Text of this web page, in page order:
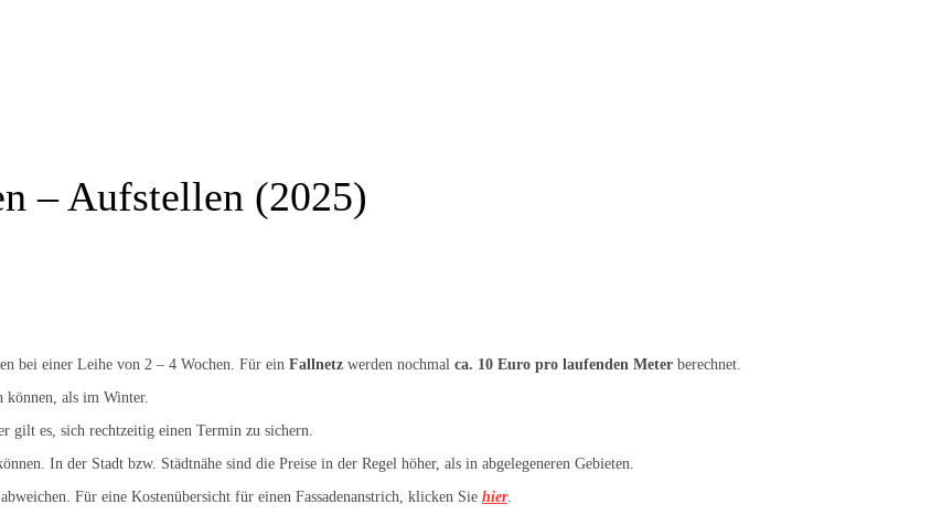
– Aufstellen (2025)
bei einer Leihe von 2 – 4 Wochen. Für ein Fallnetz werden nochmal ca. 10 Euro pro laufenden Meter berechnet.
können, als im Winter.
gilt es, sich rechtzeitig einen Termin zu sichern.
In der Stadt bzw. Städtnähe sind die Preise in der Regel höher, als in abgelegeneren Gebieten.
Für eine Kostenübersicht für einen Fassadenanstrich, klicken Sie hier.